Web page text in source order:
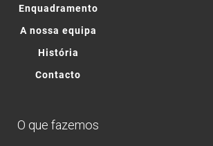
Enquadramento
A nossa equipa
História
Contacto
O que fazemos